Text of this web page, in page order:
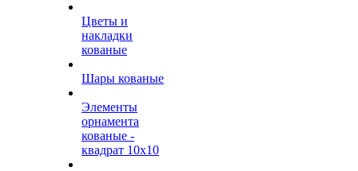
Цветы и
накладки
кованые
Шары кованые
Элементы
орнамента
кованые -
квадрат 10х10